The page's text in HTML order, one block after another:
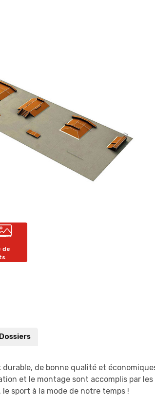
de
Dossiers
durable, de bonne qualité et
et le montage sont accomplis par
sport à la mode de notre temps !